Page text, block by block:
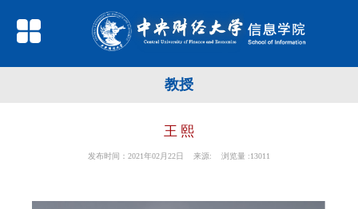
教授
王 熙
发布时间：2021年02月22日 来源: 浏览量 :13011